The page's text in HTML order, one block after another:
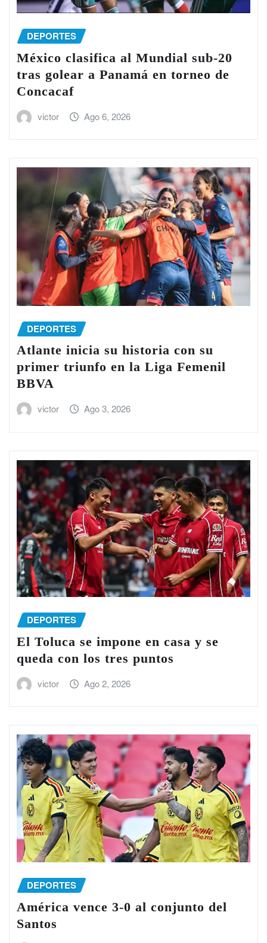
DEPORTES
México clasifica al Mundial sub-20
tras golear a Panamá en torneo de
Concacaf
victor Ago 6, 2026
DEPORTES
Atlante inicia su historia con su
primer triunfo en la Liga Femenil
BBVA
victor Ago 3, 2026
DEPORTES
El Toluca se impone en casa y se
queda con los tres puntos
victor Ago 2, 2026
DEPORTES
América vence 3-0 al conjunto del
Santos